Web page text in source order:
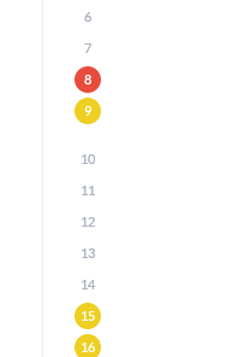
6
7
8
9
10
11
12
13
14
15
16